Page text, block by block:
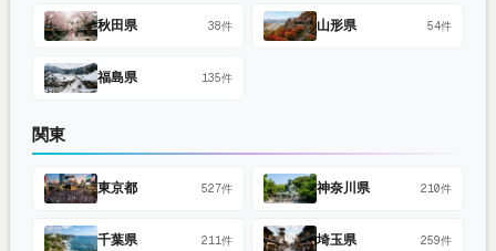
秋田県 38件 山形県 54件
福島県 135件
関東
東京都 527件 神奈川県 210件
千葉県 211件 埼玉県 259件